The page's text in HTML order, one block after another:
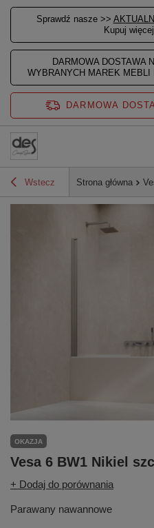
Sprawdź nasze >>
Kupuj
DARMOWA DOSTAWA
WYBRANYCH MAREK
DARMOWA
Wstecz Strona główna
OKAZJA
Vesa 6 BW1 Nikiel
+ Dodaj do porównania
Parawany nawannowe